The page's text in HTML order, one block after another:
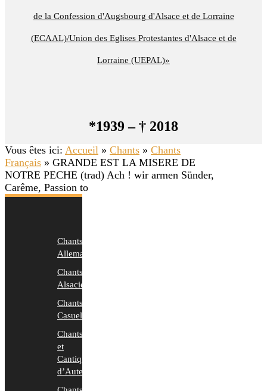
de la Confession d'Augsbourg d'Alsace et de Lorraine
(ECAAL)/Union des Eglises Protestantes d'Alsace et de
Lorraine (UEPAL)»
*1939 – † 2018
Vous êtes ici: Accueil » Chants » Chants
Français » GRANDE EST LA MISERE DE
NOTRE PECHE (trad) Ach ! wir armen Sünder,
Carême, Passion to
Chants
Allemands
Chants
Alsaciens
Chants
Casuels
Chants
et
Cantiques
d’Auteurs